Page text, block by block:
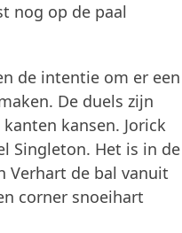
nog op de paal
de intentie om er een
De duels zijn
kansen. Jorick
Singleton. Het is in de
Verhart de bal vanuit
corner snoeihart